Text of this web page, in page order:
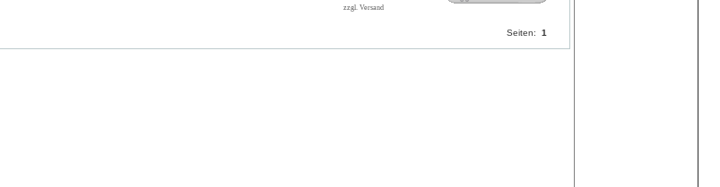
zzgl. Versand
Seiten: 1